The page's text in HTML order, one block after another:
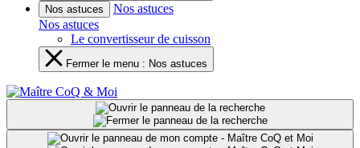
Nos astuces
Nos astuces
Nos astuces
Le convertisseur de cuisson
Fermer le menu : Nos astuces